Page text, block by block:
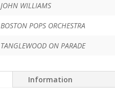
JOHN WILLIAMS
BOSTON POPS ORCHESTRA
TANGLEWOOD ON PARADE
Information